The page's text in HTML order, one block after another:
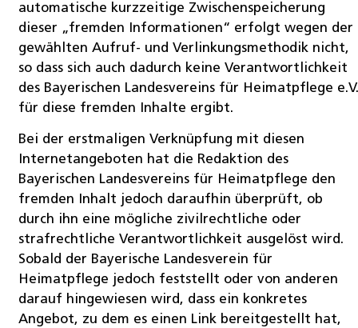
automatische kurzzeitige Zwischenspeicherung
dieser „fremden Informationen“ erfolgt wegen der
gewählten Aufruf- und Verlinkungsmethodik nicht,
so dass sich auch dadurch keine Verantwortlichkeit
des Bayerischen Landesvereins für Heimatpflege
für diese fremden Inhalte ergibt.
Bei der erstmaligen Verknüpfung mit diesen
Internetangeboten hat die Redaktion des
Bayerischen Landesvereins für Heimatpflege den
fremden Inhalt jedoch daraufhin überprüft, ob
durch ihn eine mögliche zivilrechtliche oder
strafrechtliche Verantwortlichkeit ausgelöst wird.
Sobald der Bayerische Landesverein für
Heimatpflege jedoch feststellt oder von anderen
darauf hingewiesen wird, dass ein konkretes
Angebot, zu dem es einen Link bereitgestellt hat,